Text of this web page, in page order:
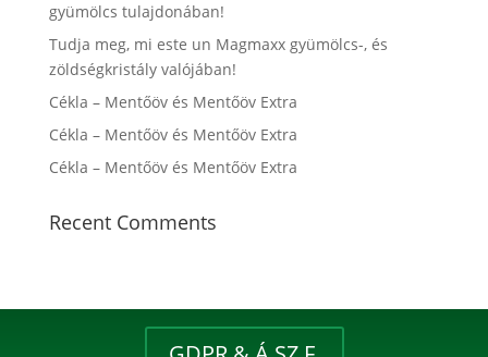
gyümölcs tulajdonában!
Tudja meg, mi este un Magmaxx gyümölcs-, és
zöldségkristály valójában!
Cékla – Mentőöv és Mentőöv Extra
Cékla – Mentőöv és Mentőöv Extra
Cékla – Mentőöv és Mentőöv Extra
Recent Comments